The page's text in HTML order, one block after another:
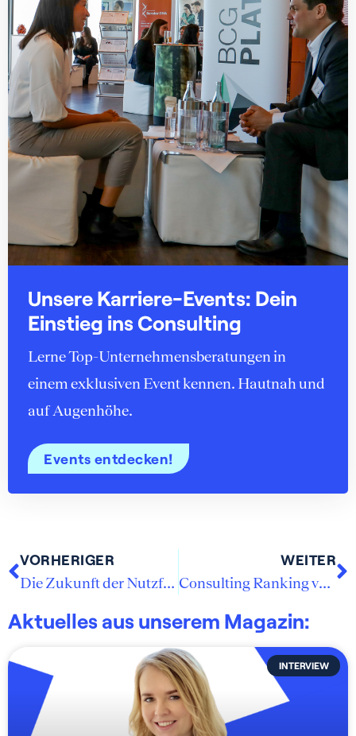
Unsere Karriere-Events: Dein
Einstieg ins Consulting
Lerne Top-Unternehmensberatungen in
einem exklusiven Event kennen. Hautnah und
auf Augenhöhe.
Events entdecken!
VORHERIGER
Die Zukunft der Nutzfahrzeugbranche
WEITER
Consulting Ranking von Lünendonk
Aktuelles aus unserem Magazin:
INTERVIEW